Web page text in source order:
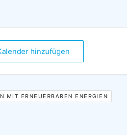
hinzufügen
MIT ERNEUERBAREN ENERGIEN